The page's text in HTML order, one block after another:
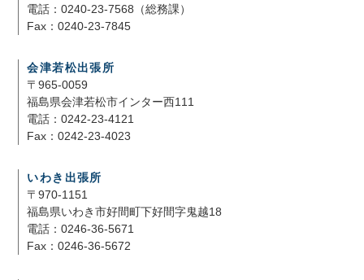
電話：0240-23-7568（総務課）
Fax：0240-23-7845
会津若松出張所
〒965-0059
福島県会津若松市インター西111
電話：0242-23-4121
Fax：0242-23-4023
いわき出張所
〒970-1151
福島県いわき市好間町下好間字鬼越18
電話：0246-36-5671
Fax：0246-36-5672